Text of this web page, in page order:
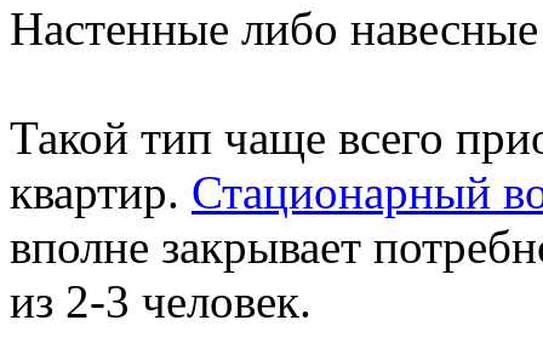
Настенные либо навесные
Такой тип чаще всего
квартир. Стационарный
вполне закрывает
из 2-3 человек.